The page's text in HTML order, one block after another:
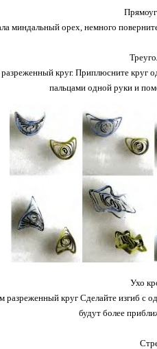
миндальный орех, немного
круг. Приплюсните
пальцами одной руки и
Ухо
разреженный круг Сделайте изгиб
будут более